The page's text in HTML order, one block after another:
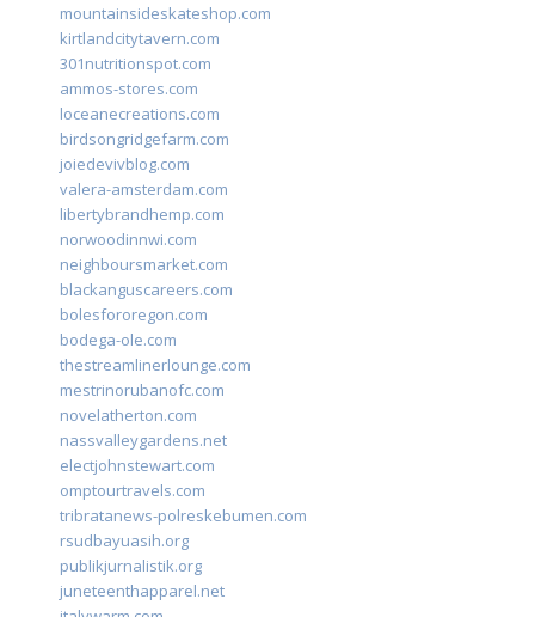
mountainsideskateshop.com
kirtlandcitytavern.com
301nutritionspot.com
ammos-stores.com
loceanecreations.com
birdsongridgefarm.com
joiedevivblog.com
valera-amsterdam.com
libertybrandhemp.com
norwoodinnwi.com
neighboursmarket.com
blackanguscareers.com
bolesfororegon.com
bodega-ole.com
thestreamlinerlounge.com
mestrinorubanofc.com
novelatherton.com
nassvalleygardens.net
electjohnstewart.com
omptourtravels.com
tribratanews-polreskebumen.com
rsudbayuasih.org
publikjurnalistik.org
juneteenthapparel.net